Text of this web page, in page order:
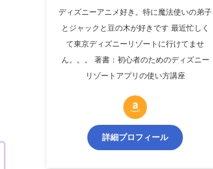
ディズニーアニメ好き。特に魔法使いの弟子
とジャックと豆の木が好きです 最近忙しく
て東京ディズニーリゾートに行けてませ
ん。。。 著書：初心者のためのディズニー
リゾートアプリの使い方講座
詳細プロフィール